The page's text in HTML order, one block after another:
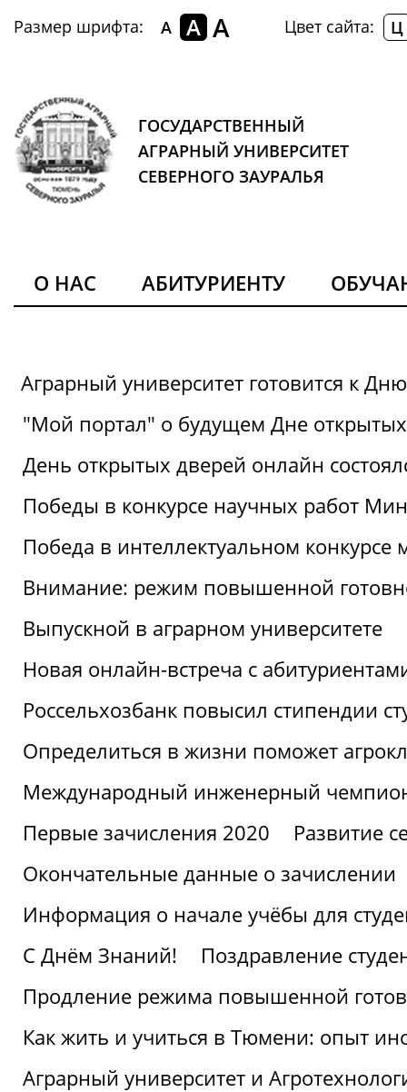
Размер шрифта: A A A Цвет сайта: Ц
ГОСУДАРСТВЕННЫЙ
АГРАРНЫЙ УНИВЕРСИТЕТ
СЕВЕРНОГО ЗАУРАЛЬЯ
О НАС АБИТУРИЕНТУ
Аграрный университет готовится к
"Мой портал" о будущем Дне
День открытых дверей онлайн
Победы в конкурсе научных работ
Победа в интеллектуальном конкурсе
Внимание: режим повышенной
Выпускной в аграрном университете
Новая онлайн-встреча с
Россельхозбанк повысил стипендии
Определиться в жизни поможет
Международный инженерный
Первые зачисления 2020
Развитие
Окончательные данные о зачислении
Информация о начале учёбы для
С Днём Знаний!
Поздравление
Продление режима повышенной
Как жить и учиться в Тюмени: опыт
Аграрный университет и